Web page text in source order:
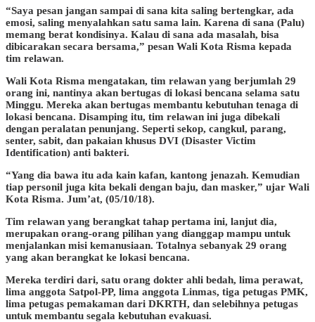
“Saya pesan jangan sampai di sana kita saling bertengkar, ada
emosi, saling menyalahkan satu sama lain. Karena di sana (Palu)
memang berat kondisinya. Kalau di sana ada masalah, bisa
dibicarakan secara bersama,” pesan Wali Kota Risma kepada
tim relawan.
Wali Kota Risma mengatakan, tim relawan yang berjumlah 29
orang ini, nantinya akan bertugas di lokasi bencana selama satu
Minggu. Mereka akan bertugas membantu kebutuhan tenaga di
lokasi bencana. Disamping itu, tim relawan ini juga dibekali
dengan peralatan penunjang. Seperti sekop, cangkul, parang,
senter, sabit, dan pakaian khusus DVI (Disaster Victim
Identification) anti bakteri.
“Yang dia bawa itu ada kain kafan, kantong jenazah. Kemudian
tiap personil juga kita bekali dengan baju, dan masker,” ujar Wali
Kota Risma. Jum’at, (05/10/18).
Tim relawan yang berangkat tahap pertama ini, lanjut dia,
merupakan orang-orang pilihan yang dianggap mampu untuk
menjalankan misi kemanusiaan. Totalnya sebanyak 29 orang
yang akan berangkat ke lokasi bencana.
Mereka terdiri dari, satu orang dokter ahli bedah, lima perawat,
lima anggota Satpol-PP, lima anggota Linmas, tiga petugas PMK,
lima petugas pemakaman dari DKRTH, dan selebihnya petugas
untuk membantu segala kebutuhan evakuasi.